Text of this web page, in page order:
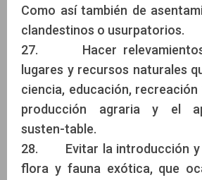
Como así también de
clandestinos o usurpatorios.
27. Hacer relevamientos
lugares y recursos naturales
ciencia, educación, recreación
producción agraria y el
susten-table.
28. Evitar la introducción y
flora y fauna exótica, que